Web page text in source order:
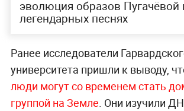
эволюция образов Пугачёвой
легендарных песнях
Ранее исследователи
университета пришли к выводу,
люди могут со временем стать
группой на Земле. Они изучили